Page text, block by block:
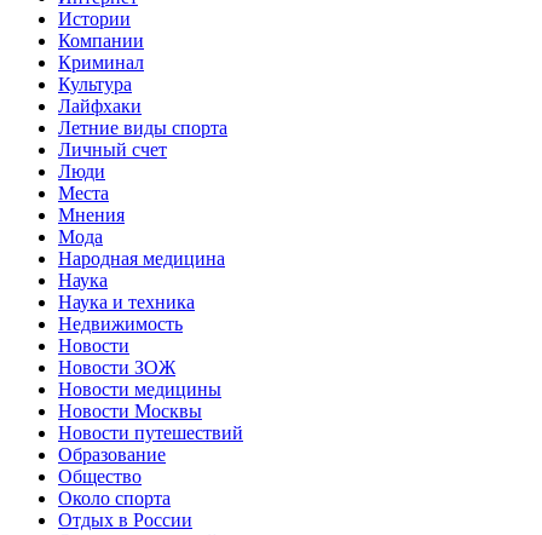
Истории
Компании
Криминал
Культура
Лайфхаки
Летние виды спорта
Личный счет
Люди
Места
Мнения
Мода
Народная медицина
Наука
Наука и техника
Недвижимость
Новости
Новости ЗОЖ
Новости медицины
Новости Москвы
Новости путешествий
Образование
Общество
Около спорта
Отдых в России